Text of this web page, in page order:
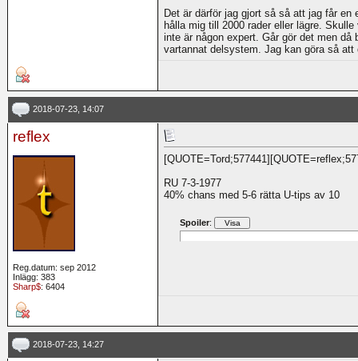
Det är därför jag gjort så så att jag får
hålla mig till 2000 rader eller lägre.
inte är någon expert. Går gör det men
vartannat delsystem. Jag kan göra så att
2018-07-23, 14:07
reflex
Reg.datum: sep 2012
Inlägg: 383
Sharp$: 6404
RU 7-3-1977
40% chans med 5-6 rätta U-tips av 10
Spoiler:
2018-07-23, 14:27